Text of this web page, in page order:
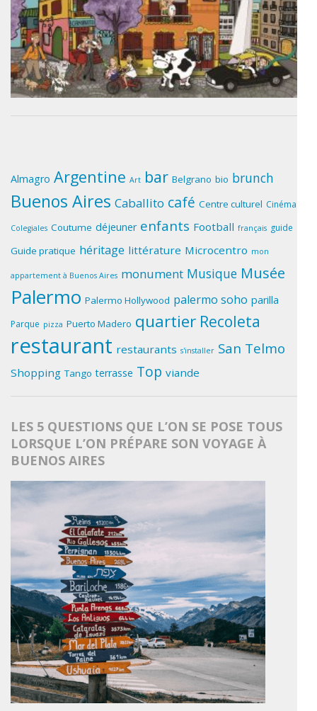
Almagro Argentine Art bar Belgrano bio brunch
Buenos Aires Caballito café Centre culturel Cinéma
Colegiales Coutume déjeuner enfants Football français guide
Guide pratique héritage littérature Microcentro mon
appartement à Buenos Aires monument Musique Musée
Palermo Palermo Hollywood palermo soho parilla
Parque pizza Puerto Madero quartier Recoleta
restaurant restaurants s'installer San Telmo
Shopping Tango terrasse Top viande
LES 5 QUESTIONS QUE L’ON SE POSE TOUS
LORSQUE L’ON PRÉPARE SON VOYAGE À
BUENOS AIRES